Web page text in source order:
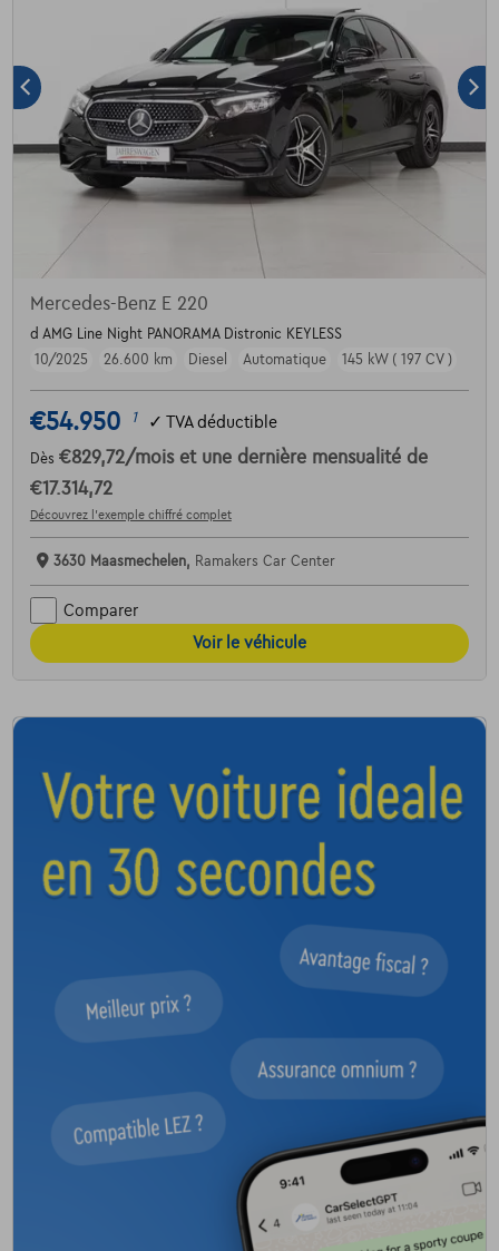
Mercedes-Benz E 220
d AMG Line Night PANORAMA Distronic KEYLESS
10/2025
26.600 km Diesel Automatique 145 kW ( 197 CV )
€54.950 1 ✓ TVA déductible
Dès €829,72/mois et une dernière mensualité de
€17.314,72
Découvrez l’exemple chiffré complet
3630 Maasmechelen, Ramakers Car Center
Comparer
Voir le véhicule